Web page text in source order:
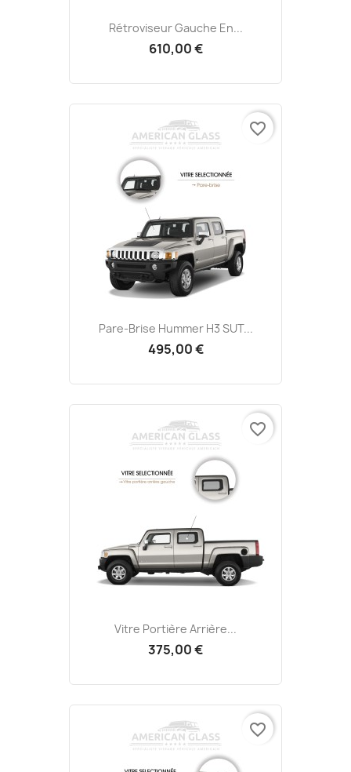
Rétroviseur Gauche En...
610,00 €
Pare-Brise Hummer H3 SUT...
495,00 €
favorite_border
Vitre Portière Arrière...
375,00 €
favorite_border
favorite_border